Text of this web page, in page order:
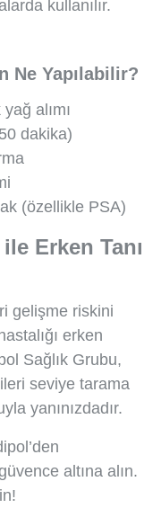
kullanılır.
Ne Yapılabilir?
alımı
dakika)
(özellikle PSA)
Erken Tanı
gelişme riskini
erken
Sağlık Grubu,
seviye tarama
yanınızdadır.
altına alın.